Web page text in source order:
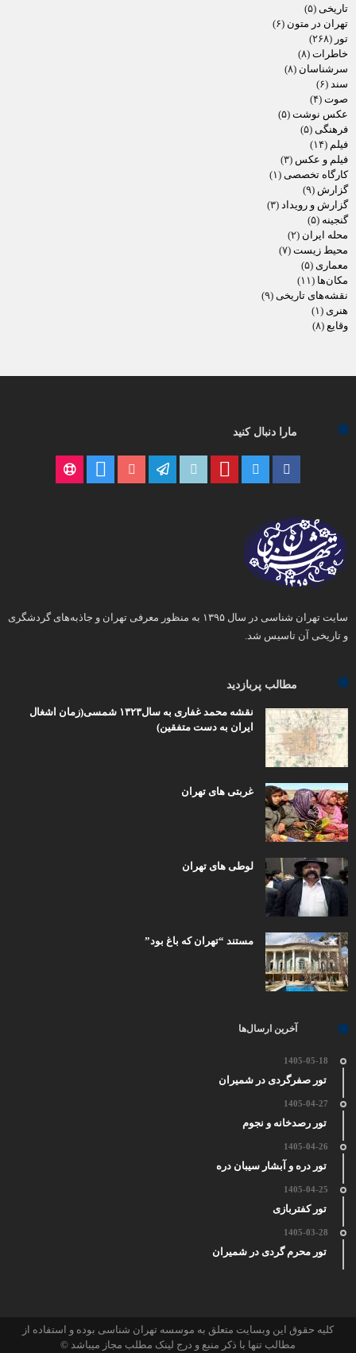
تاریخی (۵)
تهران در متون (۶)
تور (۲۶۸)
خاطرات (۸)
سرشناسان (۸)
سند (۶)
صوت (۴)
عکس نوشت (۵)
فرهنگی (۵)
فیلم (۱۴)
فیلم و عکس (۳)
کارگاه تخصصی (۱)
گزارش (۹)
گزارش و رویداد (۳)
گنجینه (۵)
محله ایران (۲)
محیط زیست (۷)
معماری (۵)
مکان‌ها (۱۱)
نقشه‌های تاریخی (۹)
هنری (۱)
وقایع (۸)
مارا دنبال کنید
سایت تهران شناسی در سال ۱۳۹۵ به منظور معرفی تهران و جاذبه‌های گردشگری
و تاریخی آن تاسیس شد.
مطالب پربازدید
نقشه محمد غفاری به سال۱۳۲۳ شمسی(زمان اشغال
ایران به دست متفقین)
غربتی های تهران
لوطی های تهران
مستند “تهران که باغ بود”
آخرین ارسال‌ها
1405-05-18
تور صفرگردی در شمیران
1405-04-27
تور رصدخانه و نجوم
1405-04-26
تور دره و آبشار سیبان دره
1405-04-25
تور کفتربازی
1405-03-28
تور محرم گردی در شمیران
کلیه حقوق این وبسایت متعلق به موسسه تهران شناسی بوده و استفاده از
مطالب تنها با ذکر منبع و درج لینک مطلب مجاز میباشد ©